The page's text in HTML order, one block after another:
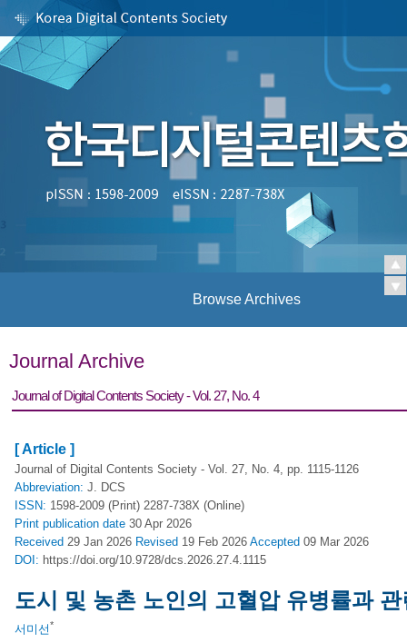
Browse Archives
Journal Archive
Journal of Digital Contents Society - Vol. 27, No. 4
[ Article ]
Journal of Digital Contents Society - Vol. 27, No. 4, pp. 1115-1126
Abbreviation: J. DCS
ISSN: 1598-2009 (Print) 2287-738X (Online)
Print publication date 30 Apr 2026
Received 29 Jan 2026 Revised 19 Feb 2026 Accepted 09 Mar 2026
DOI: https://doi.org/10.9728/dcs.2026.27.4.1115
도시 및 농촌 노인의 고혈압 유병률과
서미선*